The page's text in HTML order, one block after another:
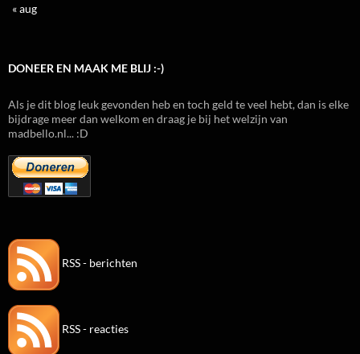
« aug
DONEER EN MAAK ME BLIJ :-)
Als je dit blog leuk gevonden heb en toch geld te veel hebt, dan is elke
bijdrage meer dan welkom en draag je bij het welzijn van
madbello.nl... :D
RSS - berichten
RSS - reacties